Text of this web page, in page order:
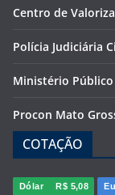
Centro de
Polícia Judiciária
Ministério Público
Procon Mato
COTAÇÃO
Dólar R$ 5,08